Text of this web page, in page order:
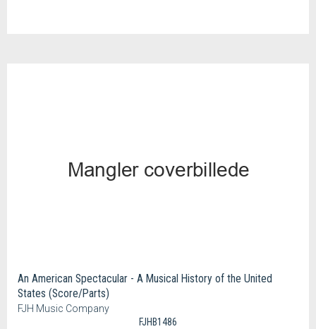
An American Spectacular - A Musical History of the United
States (Score/Parts)
FJH Music Company
FJHB1486